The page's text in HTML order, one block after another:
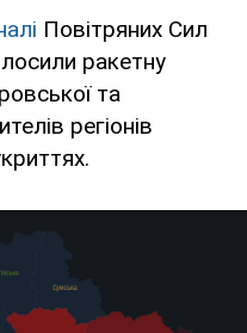
Повітряних Сил
ракетну
та
регіонів